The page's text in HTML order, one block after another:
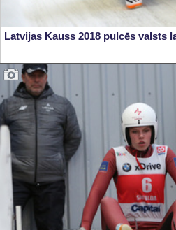
Latvijas Kauss 2018 pulcēs valsts